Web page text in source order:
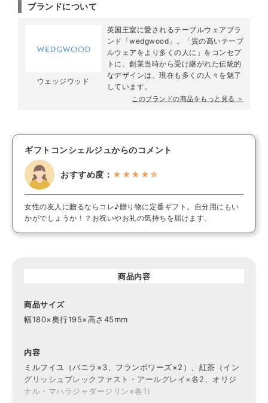
ブランドについて
ウェッジウッド
英国王室に愛されるテーブルウェアブラ
ンド「wedgwood」。「質の高いテーブ
ルウェアをより多くの人に」をコンセプ
トに、創業当時から受け継がれた伝統的
なデザインは、現在も多くの人々を魅了
しています。
このブランドの商品をもっと見る ＞
ギフトコンシェルジュからのコメント
おすすめ度： ★★★★☆
女性の友人に贈るならコレ♪贈り物に定番ギフト。自分用にもい
かがでしょうか！？お祝いやお礼の気持ちを届けます。
商品内容
商品サイズ
幅180×奥行195×高さ45mm
内容
ミルフイユ（バニラ×3、フランボワーズ×2）、紅茶（イン
グリッシュブレックファスト・アールグレイ×各2、オリジ
ナル・マハラジャダージリン×各1）